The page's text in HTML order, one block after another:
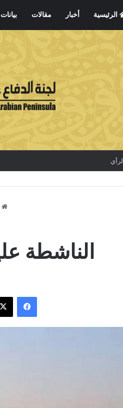
الرئيسية أخبار مقالات بيانات
الصورية لاسكات الاصوات المستقلة
الناشطة